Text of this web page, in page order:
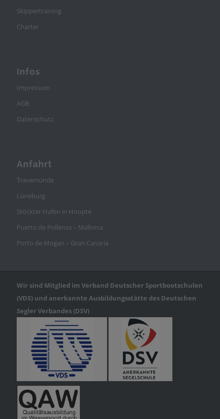
Skippertraining
Charter
Infos
Impressum
AGB
Datenschutz
Anfahrt
Travemünde
Lüneburg
Stöckter Hafen in Hoopte
Puerto de Pollensa – Mallorca
Porto de Mogan – Gran Canaria
Wir sind Mitglied im Verband Deutscher Sportbootschulen
(VDS) und anerkannte Ausbildungsstätte des Deutschen
Segler Verbandes (DSV)